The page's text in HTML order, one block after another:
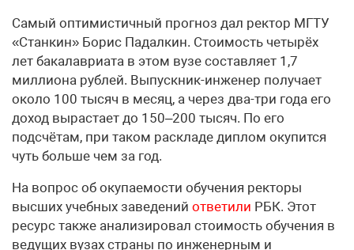
Самый оптимистичный прогноз дал ректор МГТУ
«Станкин» Борис Падалкин. Стоимость четырёх
лет бакалавриата в этом вузе составляет 1,7
миллиона рублей. Выпускник-инженер получает
около 100 тысяч в месяц, а через два-три года его
доход вырастает до 150–200 тысяч. По его
подсчётам, при таком раскладе диплом окупится
чуть больше чем за год.
На вопрос об окупаемости обучения ректоры
высших учебных заведений ответили РБК. Этот
ресурс также анализировал стоимость обучения в
ведущих вузах страны по инженерным и